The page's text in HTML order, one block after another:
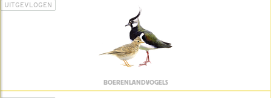
UITGEVLOGEN
BOERENLANDVOGELS